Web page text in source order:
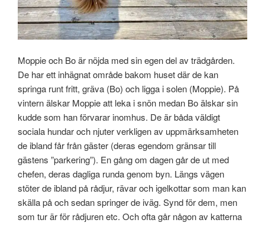
Moppie och Bo är nöjda med sin egen del av trädgården.
De har ett inhägnat område bakom huset där de kan
springa runt fritt, gräva (Bo) och ligga i solen (Moppie). På
vintern älskar Moppie att leka i snön medan Bo älskar sin
kudde som han förvarar inomhus. De är båda väldigt
sociala hundar och njuter verkligen av uppmärksamheten
de ibland får från gäster (deras egendom gränsar till
gästens ”parkering”). En gång om dagen går de ut med
chefen, deras dagliga runda genom byn. Längs vägen
stöter de ibland på rådjur, rävar och igelkottar som man kan
skälla på och sedan springer de iväg. Synd för dem, men
som tur är för rådjuren etc. Och ofta går någon av katterna